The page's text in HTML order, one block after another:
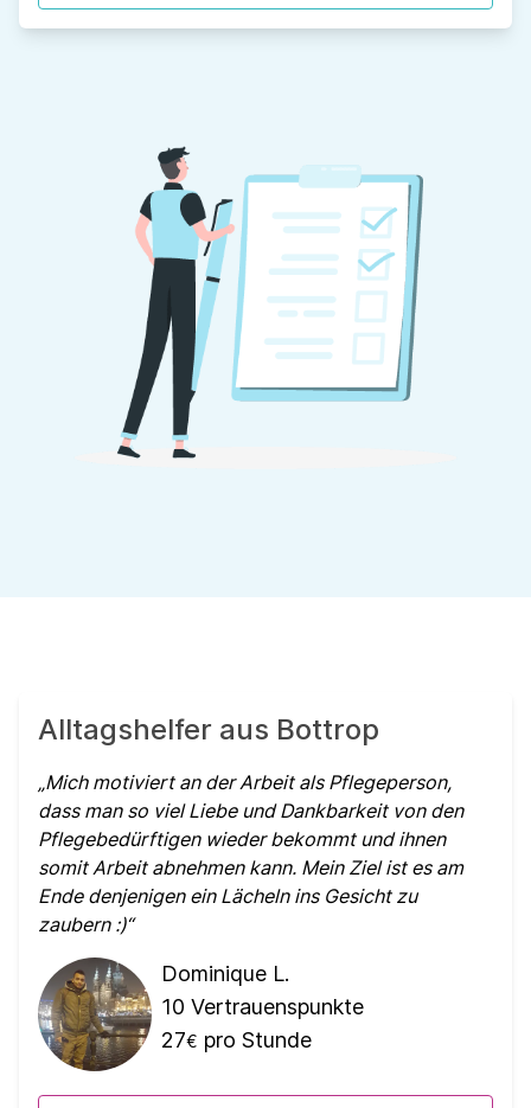
Alltagshelfer aus Bottrop
Mich motiviert an der Arbeit als Pflegeperson,
dass man so viel Liebe und Dankbarkeit von den
Pflegebedürftigen wieder bekommt und ihnen
somit Arbeit abnehmen kann. Mein Ziel ist es am
Ende denjenigen ein Lächeln ins Gesicht zu
zaubern :)
Dominique L.
10 Vertrauenspunkte
27€ pro Stunde